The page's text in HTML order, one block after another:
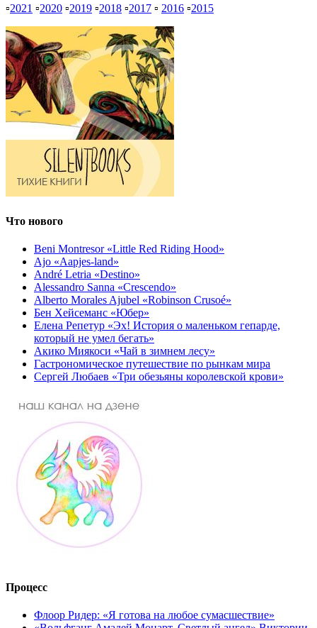
▫2021 ▫2020 ▫2019 ▫2018 ▫2017 ▫ 2016 ▫2015
Что нового
Beni Montresor «Little Red Riding Hood»
Ajo «Aapjes-land»
André Letria «Destino»
Alessandro Sanna «Crescendo»
Alberto Morales Ajubel «Robinson Crusoé»
Бен Хейсеманс «Юбер»
Елена Репетур «Эх! История о маленьком гепарде,
который не умел бегать»
Акико Миякоси «Чай в зимнем лесу»
Гастрономическое путешествие по рынкам мира
Сергей Любаев «Три обезьяны королевской крови»
Процесс
Флоор Ридер: «Я готова на любое сумасшествие»